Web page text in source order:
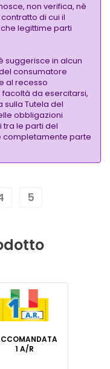
non verifica, nè
di cui il
legittime parti
suggerisce in alcun
consumatore
al recesso
da esercitarsi,
sulla Tutela del
obbligazioni
tra le parti del
completamente parte
5
1 A/R